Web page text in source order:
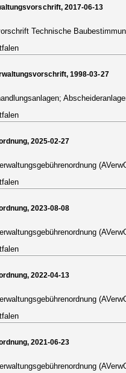
2017-06-13
Technische
1998-03-27
2025-02-27
2023-08-08
2022-04-13
2021-06-23